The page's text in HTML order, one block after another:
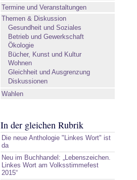
Termine und Veranstaltungen
Themen & Diskussion
Gesundheit und Soziales
Betrieb und Gewerkschaft
Ökologie
Bücher, Kunst und Kultur
Wohnen
Gleichheit und Ausgrenzung
Diskussionen
Wahlen
In der gleichen Rubrik
Die neue Anthologie "Linkes Wort" ist
da
Neu im Buchhandel: „Lebenszeichen.
Linkes Wort am Volksstimmefest
2015“